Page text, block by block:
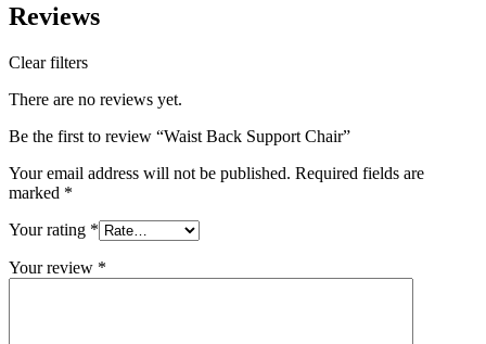
Reviews
Clear filters
There are no reviews yet.
Be the first to review “Waist Back Support Chair”
Your email address will not be published. Required fields are
marked *
Your rating *
Your review *